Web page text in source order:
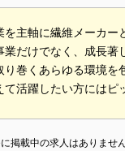
主軸に繊維メーカ
だけでなく、成長
巻くあらゆる環境を
活躍したい方にはピ
掲載中の求人はありません